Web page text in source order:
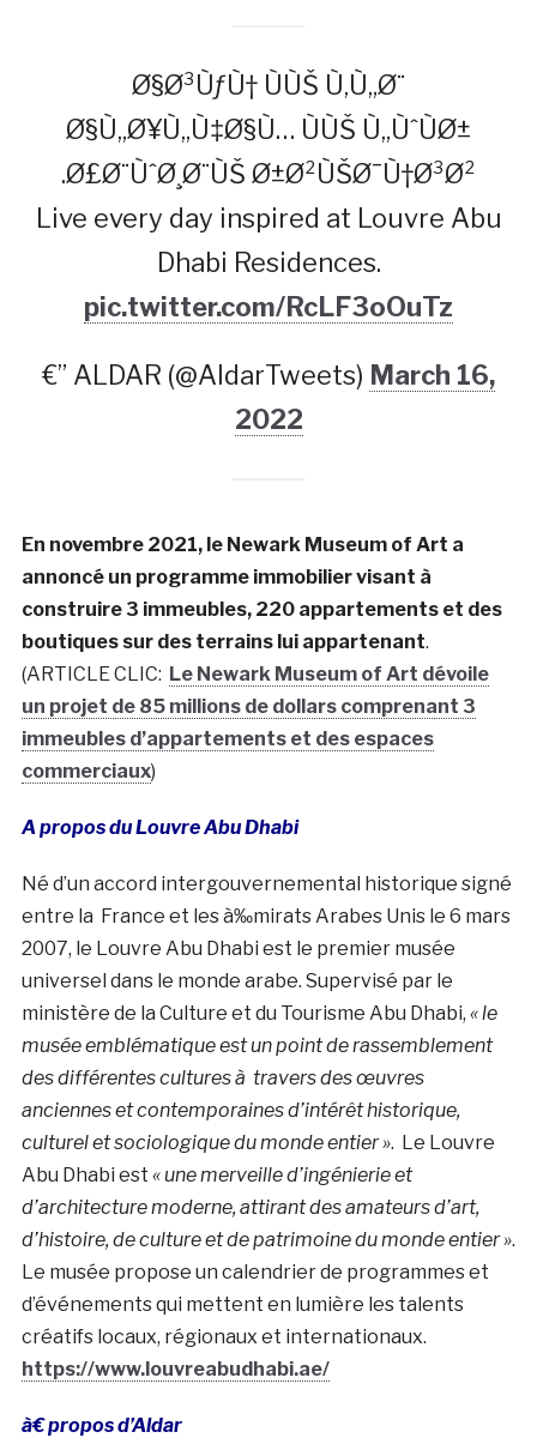
Ø§Ø³ÙƒÙ† ÙÙŠ Ù‚Ù„Ø¨
Ø§Ù„Ø¥Ù„Ù‡Ø§Ù… ÙÙŠ Ù„ÙˆÙØ±
Ø£Ø¨ÙˆØ¸Ø¨ÙŠ Ø±Ø²ÙŠØ¯Ù†Ø³Ø².
Live every day inspired at Louvre Abu
Dhabi Residences.
pic.twitter.com/RcLF3oOuTz
€” ALDAR (@AldarTweets) March 16,
2022
En novembre 2021, le Newark Museum of Art a
annoncé un programme immobilier visant à
construire 3 immeubles, 220 appartements et des
boutiques sur des terrains lui appartenant.
(ARTICLE CLIC: Le Newark Museum of Art dévoile
un projet de 85 millions de dollars comprenant 3
immeubles d’appartements et des espaces
commerciaux)
A propos du Louvre Abu Dhabi
Né d’un accord intergouvernemental historique signé
entre la France et les à‰mirats Arabes Unis le 6 mars
2007, le Louvre Abu Dhabi est le premier musée
universel dans le monde arabe. Supervisé par le
ministère de la Culture et du Tourisme Abu Dhabi, « le
musée emblématique est un point de rassemblement
des différentes cultures à travers des œuvres
anciennes et contemporaines d’intérêt historique,
culturel et sociologique du monde entier ». Le Louvre
Abu Dhabi est « une merveille d’ingénierie et
d’architecture moderne, attirant des amateurs d’art,
d’histoire, de culture et de patrimoine du monde entier ».
Le musée propose un calendrier de programmes et
d’événements qui mettent en lumière les talents
créatifs locaux, régionaux et internationaux.
https://www.louvreabudhabi.ae/
à€ propos d’Aldar